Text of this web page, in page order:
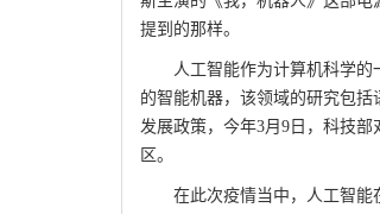
提到的那样。
人工智能作为计算机科学
的智能机器，该领域的研究包
发展政策，今年3月9日，科技
区。
在此次疫情当中，人工智能